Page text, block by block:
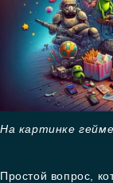
На картинке
Простой вопрос,